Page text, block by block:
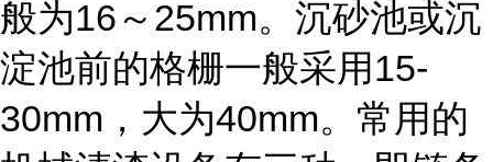
般为16～25mm。沉砂池或沉
淀池前的格栅一般采用15-
30mm，大为40mm。常用的